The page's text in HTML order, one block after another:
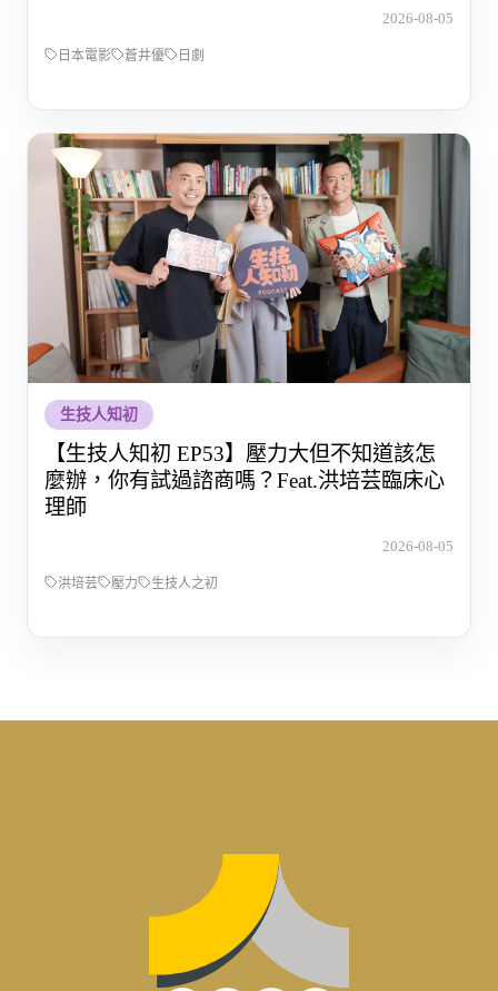
2026-08-05
日本電影 蒼井優 日劇
生技人知初
【生技人知初 EP53】壓力大但不知道該怎
麼辦，你有試過諮商嗎？Feat.洪培芸臨床心
理師
2026-08-05
洪培芸 壓力 生技人之初